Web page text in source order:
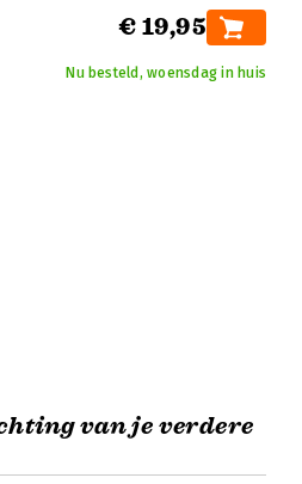
€ 19,95
Nu besteld, woensdag in huis
van je verdere